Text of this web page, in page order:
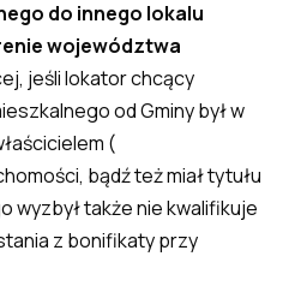
do innego lokalu
województwa
jeśli lokator chcący
od Gminy był w
(
bądź też miał tytułu
wyzbył także nie kwalifikuje
z bonifikaty przy